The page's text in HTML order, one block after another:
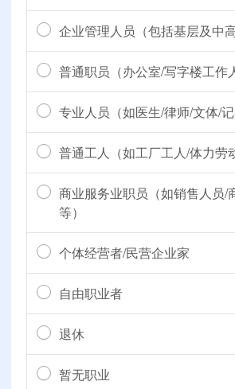
企业管理人员（包括基层及中
普通职员（办公室/写字楼工作
专业人员（如医生/律师/文体/记
普通工人（如工厂工人/体力劳
商业服务业职员（如销售人员/
等）
个体经营者/民营企业家
自由职业者
退休
暂无职业